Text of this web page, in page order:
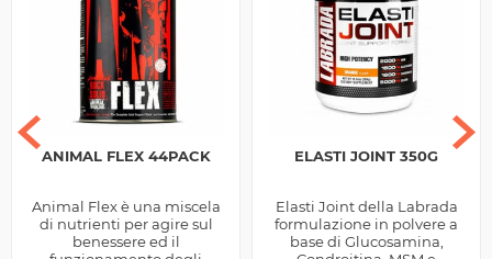
ANIMAL FLEX 44PACK
Animal Flex è una miscela
di nutrienti per agire sul
benessere ed il
ELASTI JOINT 350G
Elasti Joint della Labrada
formulazione in polvere a
base di Glucosamina,